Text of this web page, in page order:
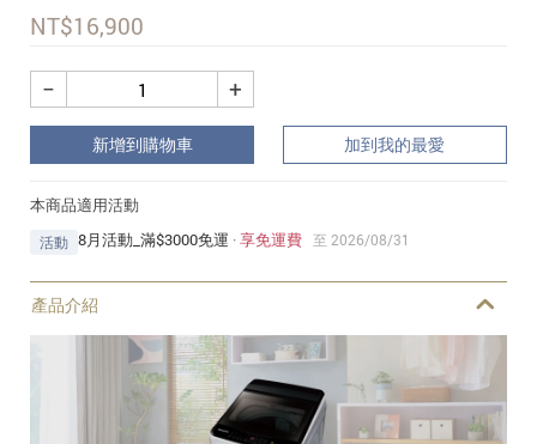
NT$16,900
+
−
新增到購物車 加到我的最愛
本商品適用活動
活動 8月活動_滿$3000免運 ·享免運費 至 2026/08/31
產品介紹